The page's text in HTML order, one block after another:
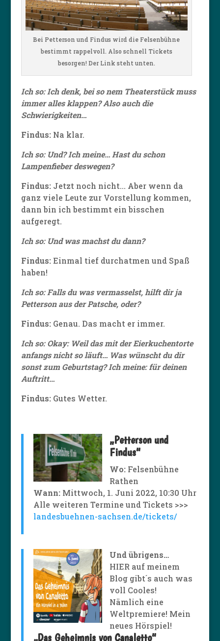
Bei Petterson und Findus wird die Felsenbühne
bestimmt rappelvoll. Also schnell Tickets
besorgen! Der Link steht unten.
Ich so: Ich denk, bei so nem Theaterstück muss
immer alles klappen? Also auch die
Schwierigkeiten…
Findus:Na klar.
Ich so: Und? Ich meine… Hast du schon
Lampenfieber deswegen?
Findus:Jetzt noch nicht… Aber wenn da
ganz viele Leute zur Vorstellung kommen,
dann bin ich bestimmt ein bisschen
aufgeregt.
Ich so: Und was machst du dann?
Findus:Einmal tief durchatmen und Spaß
haben!
Ich so: Falls du was vermasselst, hilft dir ja
Petterson aus der Patsche, oder?
Findus:Genau. Das macht er immer.
Ich so: Okay: Weil das mit der Eierkuchentorte
anfangs nicht so läuft… Was wünscht du dir
sonst zum Geburtstag? Ich meine: für deinen
Auftritt…
Findus:Gutes Wetter.
„Petterson und
Findus“
Wo:Felsenbühne
Rathen
Wann:Mittwoch, 1. Juni 2022, 10:30 Uhr
Alle weiteren Termine und Tickets >>>
landesbuehnen-sachsen.de/tickets/
Und übrigens…
HIER auf meinem
Blog gibt´s auch was
voll Cooles!
Nämlich eine
Weltpremiere! Mein
neues Hörspiel!
„Das Geheimnis von Canaletto“